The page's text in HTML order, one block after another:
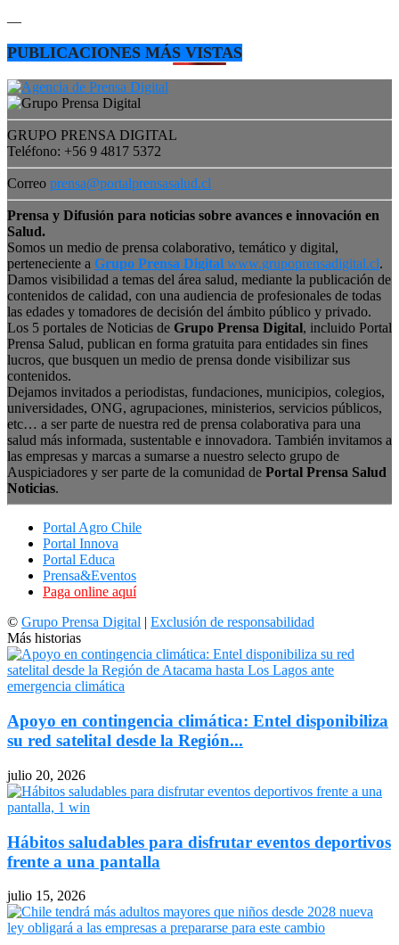
—
PUBLICACIONES MÁS VISTAS
GRUPO PRENSA DIGITAL
Teléfono: +56 9 4817 5372
Correo prensa@portalprensasalud.cl
Prensa y Difusión para noticias sobre avances e innovación en
Salud.
Somos un medio de prensa colaborativo, temático y digital,
perteneciente a Grupo Prensa Digital www.grupoprensadigital.cl.
Damos visibilidad a temas del área salud, mediante la publicación de
contenidos de calidad, con una audiencia de profesionales de todas
las edades y tomadores de decisión del ámbito público y privado.
Los 5 portales de Noticias de Grupo Prensa Digital, incluido Portal
Prensa Salud, publican en forma gratuita para entidades sin fines
lucros, que busquen un medio de prensa donde visibilizar sus
contenidos.
Dejamos invitados a periodistas, fundaciones, municipios, colegios,
universidades, ONG, agrupaciones, ministerios, servicios públicos,
etc… a ser parte de nuestra red de prensa colaborativa para una
salud más informada, sustentable e innovadora. También invitamos a
las empresas y marcas a sumarse a nuestro selecto grupo de
Auspiciadores y ser parte de la comunidad de Portal Prensa Salud
Noticias.
Portal Agro Chile
Portal Innova
Portal Educa
Prensa&Eventos
Paga online aquí
© Grupo Prensa Digital | Exclusión de responsabilidad
Más historias
Apoyo en contingencia climática: Entel disponibiliza
su red satelital desde la Región...
julio 20, 2026
Hábitos saludables para disfrutar eventos deportivos
frente a una pantalla
julio 15, 2026